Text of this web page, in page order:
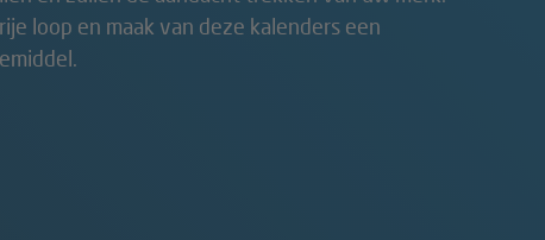
loop en maak van deze kalenders een